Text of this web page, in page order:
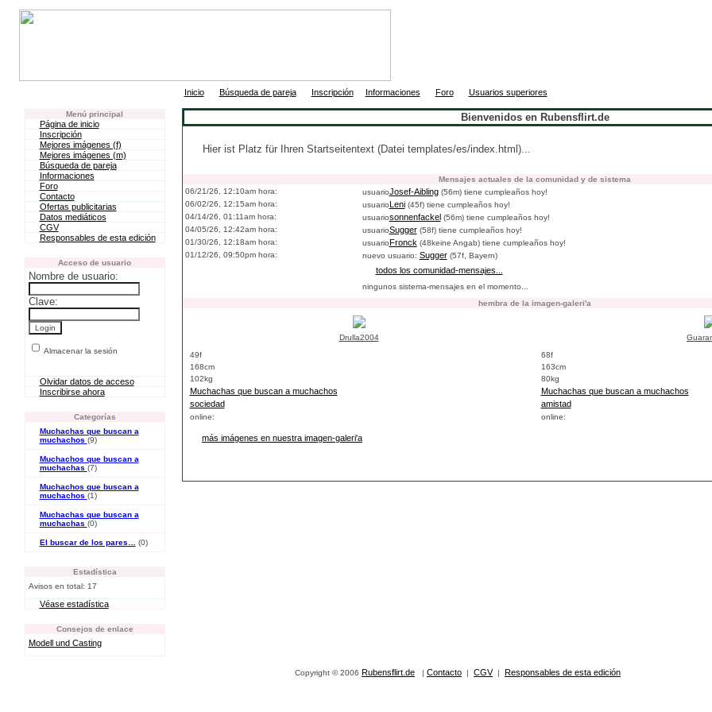
Inicio| Búsqueda de pareja| Inscripción| Informaciones Foro| Usuarios superiores
Menú principal
Página de inicio
Inscripción
Mejores imágenes (f)
Mejores imágenes (m)
Búsqueda de pareja
Informaciones
Foro
Contacto
Ofertas publicitarias
Datos mediáticos
CGV
Responsables de esta edición
Acceso de usuario
Nombre de usuario:
Clave:
Almacenar la sesión
Olvidar datos de acceso
Inscribirse ahora
Categorías
Muchachas que buscan a
muchachos (9)
Muchachos que buscan a
muchachas (7)
Muchachos que buscan a
muchachos (1)
Muchachas que buscan a
muchachas (0)
El buscar de los pares… (0)
Estadística
Avisos en total: 17
Véase estadística
Consejos de enlace
Modell und Casting
Bienvenidos en Rubensflirt.de
Hier ist Platz für Ihren Startseitentext (Datei templates/es/index.html)...
Mensajes actuales de la comunidad y de sistema
06/21/26, 12:10am hora:
usuarioJosef-Aibling(56m) tiene cumpleaños hoy!
06/02/26, 12:15am hora:
usuarioLeni(45f) tiene cumpleaños hoy!
04/14/26, 01:11am hora:
usuariosonnenfackel (56m) tiene cumpleaños hoy!
04/05/26, 12:42am hora:
usuarioSugger(58f) tiene cumpleaños hoy!
01/30/26, 12:18am hora:
usuarioFronck (48keine Angab) tiene cumpleaños hoy!
01/12/26, 09:50pm hora:
nuevo usuario: Sugger(57f, Bayern)
todos los comunidad-mensajes...
ningunos sistema-mensajes en el momento...
hembra de la imagen-galeri'a
Drulla2004
49f
168cm
102kg
Muchachas que buscan a muchachos
sociedad
online:
68f
163cm
80kg
Muchachas que buscan a muchachos
amistad
online:
más imágenes en nuestra imagen-galeri'a
Copyright © 2006 Rubensflirt.de | Contacto | CGV| Responsables de esta edición